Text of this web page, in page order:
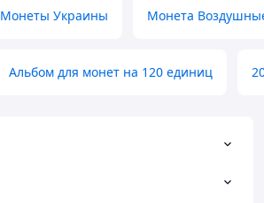
Монеты Украины Монета
Альбом для монет на 120 единиц